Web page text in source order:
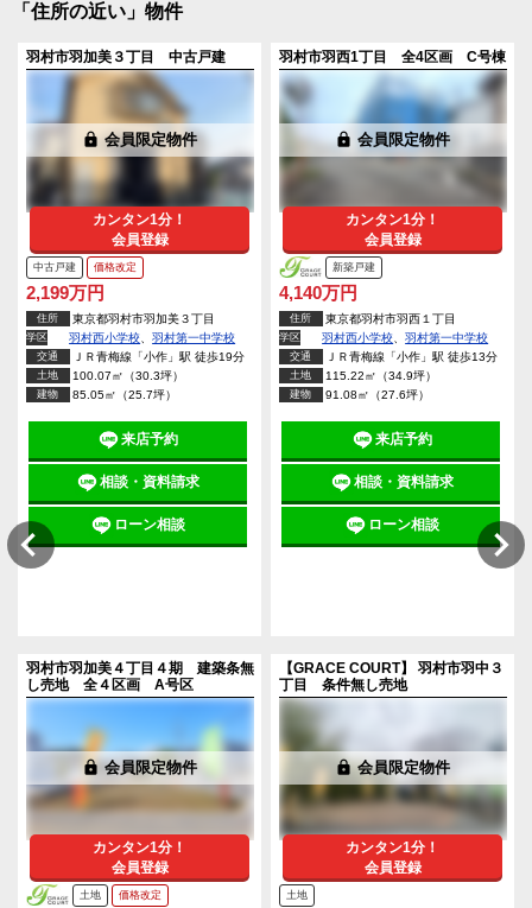
「住所の近い」物件
羽村市羽加美３丁目 中古戸建
lock 会員限定物件
カンタン1分！
会員登録
中古戸建 価格改定
2,199万円
住所 東京都羽村市羽加美３丁目
学区 羽村西小学校 、羽村第一中学校
交通 ＪＲ青梅線「小作」駅 徒歩19分
土地 100.07㎡（30.3坪）
建物 85.05㎡（25.7坪）
来店予約
相談・資料請求
ローン相談
羽村市羽西1丁目 全4区画 C号棟
lock 会員限定物件
カンタン1分！
会員登録
新築戸建
4,140万円
住所 東京都羽村市羽西１丁目
学区 羽村西小学校 、羽村第一中学校
交通 ＪＲ青梅線「小作」駅 徒歩13分
土地 115.22㎡（34.9坪）
建物 91.08㎡（27.6坪）
来店予約
相談・資料請求
ローン相談
羽村市羽加美４丁目４期 建築条無
し売地 全４区画 A号区
lock 会員限定物件
カンタン1分！
会員登録
土地 価格改定
【GRACE COURT】 羽村市羽中３
丁目 条件無し売地
lock会員限定物件
カンタン1分！
会員登録
土地